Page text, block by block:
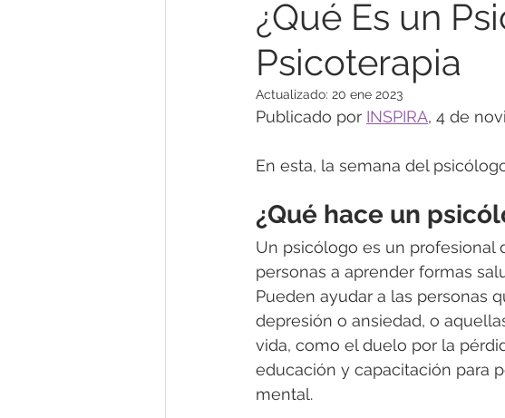
Género y Sexualidad Prevención Suicidio
Problemas de Parejas/Familia
Noticias & Opinión Terapia psicológica
¿Qué Es un
Psicoterapia
Actualizado: 20 ene 2023
Publicado por INSPIRA, 4 de
En esta, la semana del
¿Qué hace un
Un psicólogo es un profesional
personas a aprender formas
Pueden ayudar a las personas
depresión o ansiedad, o
vida, como el duelo por la
educación y capacitación para
mental.